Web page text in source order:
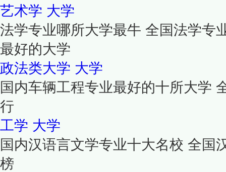
艺术学 大学
法学专业哪所大学最牛 全国法学专
最好的大学
政法类大学 大学
国内车辆工程专业最好的十所大学
行
工学 大学
国内汉语言文学专业十大名校 全国
榜